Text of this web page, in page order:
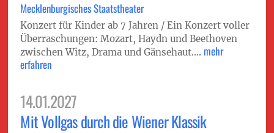
Mecklenburgisches Staatstheater
Konzert für Kinder ab 7 Jahren / Ein Konzert voller
Überraschungen: Mozart, Haydn und Beethoven
zwischen Witz, Drama und Gänsehaut.... mehr
erfahren
14.01.2027
Mit Vollgas durch die Wiener Klassik